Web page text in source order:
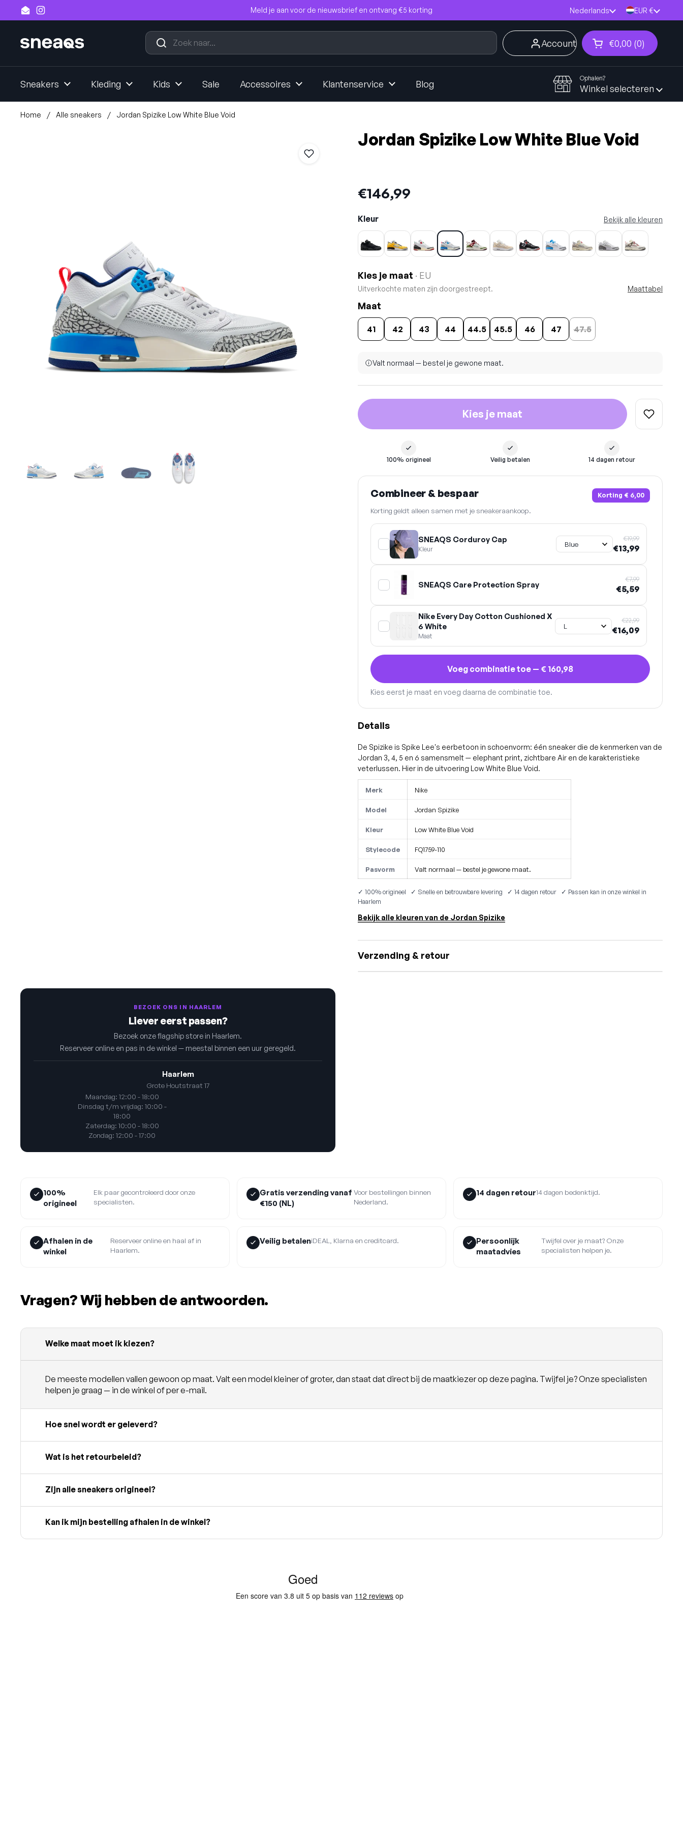
Ga naar content
EmailInstagram
Meld je aan voor de nieuwsbrief en ontvang €5 korting Taal
Nederlands Land/region
EUR €
Account Winkelwagentje
Winkelmand
€0,00 0
producten in je
Sneakers Kleding Kids Sale Accessoires Klantenservice Blog
Ophalen?
Winkel selecteren
Home / Alle sneakers / Jordan Spizike Low White Blue Void
Toon dia 3 Toon dia 4
Jordan Spizike Low White Blue Void
Prijs:
€146,99
Kleur Bekijk alle kleuren
Kies je maat · EU
Uitverkochte maten zijn doorgestreept. Maattabel
Maat
41 42 43 44 44.5 45.5 46 47 47.5
Valt normaal — bestel je gewone maat.
Kies je maat
100% origineel Veilig betalen 14 dagen retour
Combineer & bespaar Korting € 6,00
Korting geldt alleen samen met je sneakeraankoop.
SNEAQS Corduroy Cap
Kleur
€19,99
€13,99
SNEAQS Care Protection Spray
€7,99
€5,59
Nike Every Day Cotton Cushioned X
6 White
Maat
€22,99
€16,09
Voeg combinatie toe — € 160,98
Kies eerst je maat en voeg daarna de combinatie toe.
Details
De Spizike is Spike Lee's eerbetoon in schoenvorm: één sneaker die de kenmerken van de
Jordan 3, 4, 5 en 6 samensmelt — elephant print, zichtbare Air en de karakteristieke
veterlussen. Hier in de uitvoering Low White Blue Void.
Merk Nike
Model Jordan Spizike
Kleur Low White Blue Void
Stylecode FQ1759-110
Pasvorm Valt normaal — bestel je gewone maat.
✓ 100% origineel ✓ Snelle en betrouwbare levering ✓ 14 dagen retour ✓ Passen kan in onze winkel in
Haarlem
Bekijk alle kleuren van de Jordan Spizike
Verzending & retour
BEZOEK ONS IN HAARLEM
Liever eerst passen?
Bezoek onze flagship store in Haarlem.
Reserveer online en pas in de winkel — meestal binnen een uur geregeld.
Haarlem
Grote Houtstraat 17
Maandag: 12:00 - 18:00
Dinsdag t/m vrijdag: 10:00 -
18:00
Zaterdag: 10:00 - 18:00
Zondag: 12:00 - 17:00
100%
origineel
Elk paar gecontroleerd door onze
specialisten.
Gratis verzending vanaf
€150 (NL)
Voor bestellingen binnen
Nederland.
14 dagen retour14 dagen bedenktijd.
Afhalen in de
winkel
Reserveer online en haal af in
Haarlem.
Veilig betaleniDEAL, Klarna en creditcard.
Persoonlijk
maatadvies
Twijfel over je maat? Onze
specialisten helpen je.
Vragen? Wij hebben de antwoorden.
Welke maat moet ik kiezen?
De meeste modellen vallen gewoon op maat. Valt een model kleiner of groter, dan staat dat direct bij de maatkiezer op deze pagina. Twijfel je? Onze specialisten
helpen je graag — in de winkel of per e-mail.
Hoe snel wordt er geleverd?
Wat is het retourbeleid?
Zijn alle sneakers origineel?
Kan ik mijn bestelling afhalen in de winkel?